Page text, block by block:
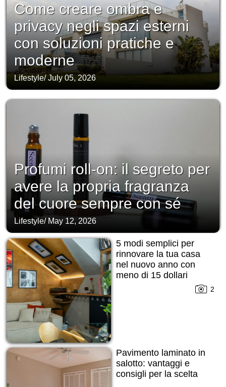
Come creare ombra e
privacy negli spazi esterni
con soluzioni pratiche e
moderne
Lifestyle/July 05, 2026
Profumi roll-on: il segreto per
avere la propria fragranza
del cuore sempre con sé
Lifestyle/ May 12, 2026
5 modi semplici per
rinnovare la tua casa
nel nuovo anno con
meno di 15 dollari
2
Pavimento laminato in
salotto: vantaggi e
consigli per la scelta